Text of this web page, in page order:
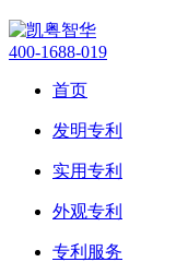
400-1688-019
首页
发明专利
实用专利
外观专利
专利服务